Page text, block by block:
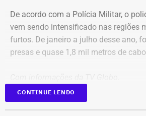
De acordo com a Polícia Militar, o
vem sendo intensificado nas regiões
furtos. De janeiro a julho desse ano,
presas e quase 1,8 mil metros de
CONTINUE LENDO